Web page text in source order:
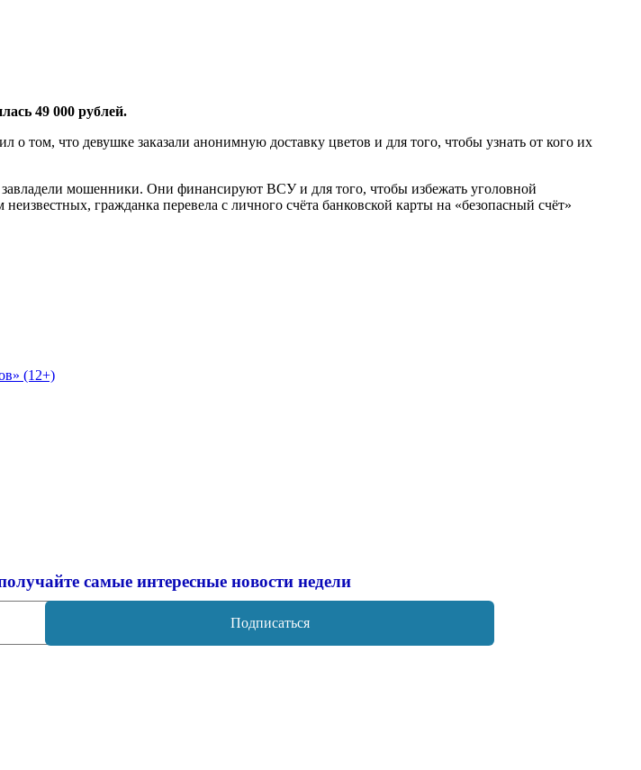
49 000 рублей.
том, что девушке заказали анонимную доставку цветов и для того, чтобы узнать от кого их
мошенники. Они финансируют ВСУ и для того, чтобы избежать уголовной
гражданка перевела с личного счёта банковской карты на «безопасный счёт»
(12+)
самые интересные новости недели